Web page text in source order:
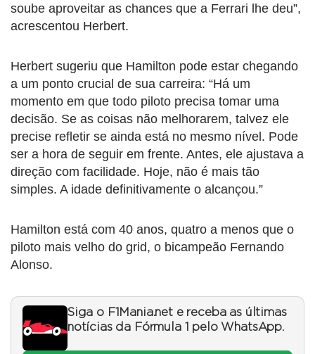
soube aproveitar as chances que a Ferrari lhe deu”,
acrescentou Herbert.
Herbert sugeriu que Hamilton pode estar chegando
a um ponto crucial de sua carreira: “Há um
momento em que todo piloto precisa tomar uma
decisão. Se as coisas não melhorarem, talvez ele
precise refletir se ainda está no mesmo nível. Pode
ser a hora de seguir em frente. Antes, ele ajustava a
direção com facilidade. Hoje, não é mais tão
simples. A idade definitivamente o alcançou.”
Hamilton está com 40 anos, quatro a menos que o
piloto mais velho do grid, o bicampeão Fernando
Alonso.
Siga o F1Mania.net e receba as últimas
notícias da Fórmula 1 pelo WhatsApp.